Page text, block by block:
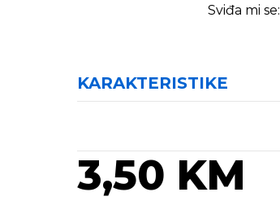
Sviđa mi se:
KARAKTERISTIKE
3,50 KM